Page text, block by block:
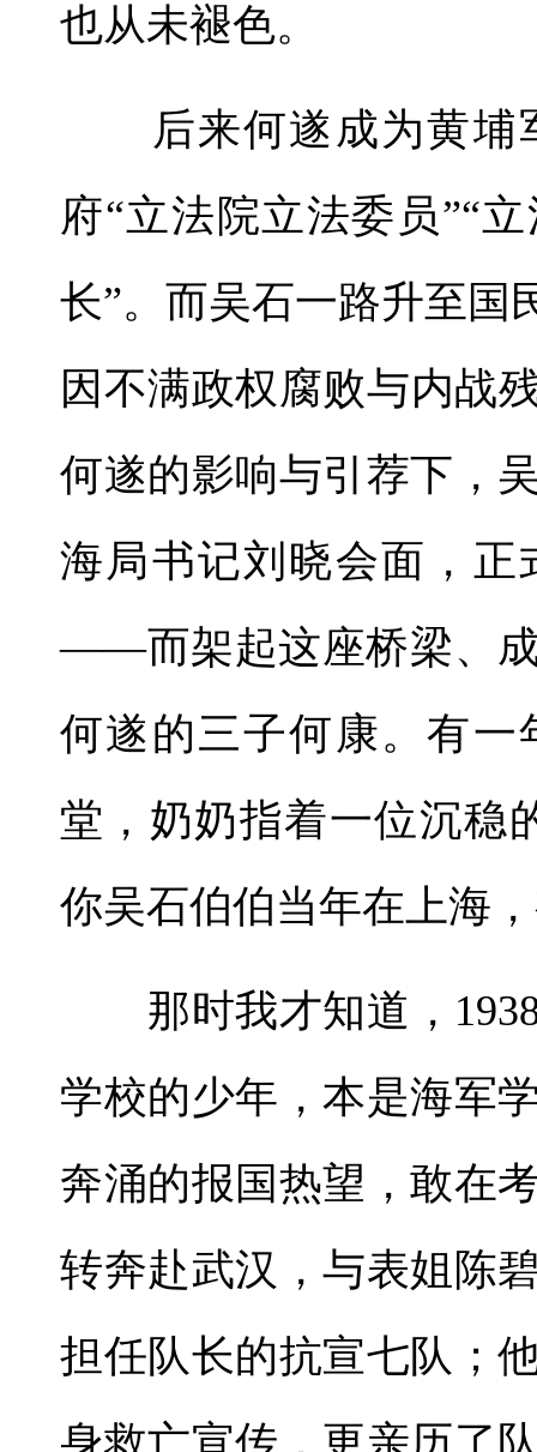
也从未褪色。
后来何遂成为黄埔
府“立法院立法委员”“
长”。而吴石一路升至国
因不满政权腐败与内战
何遂的影响与引荐下，
海局书记刘晓会面，
——而架起这座桥梁、
何遂的三子何康。有
堂，奶奶指着一位沉稳
你吴石伯伯当年在上海
那时我才知道，1938
学校的少年，本是海军
奔涌的报国热望，敢在
转奔赴武汉，与表姐陈
担任队长的抗宣七队；